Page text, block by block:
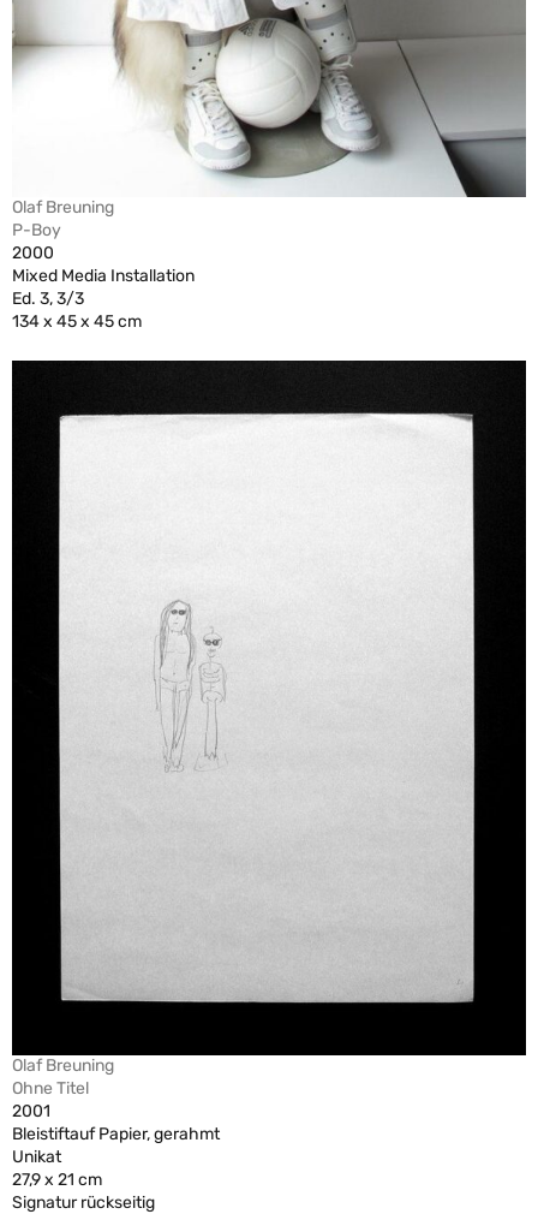
Olaf Breuning
P-Boy
2000
Mixed Media Installation
Ed. 3, 3/3
134 x 45 x 45 cm
Olaf Breuning
Ohne Titel
2001
Bleistiftauf Papier, gerahmt
Unikat
27,9 x 21 cm
Signatur rückseitig